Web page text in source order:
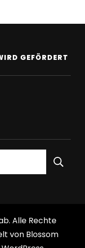
GEFÖRDERT
. Alle Rechte
von Blossom